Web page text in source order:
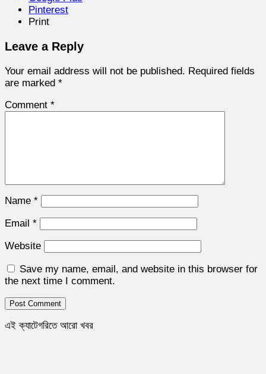
Pinterest
Print
Leave a Reply
Your email address will not be published. Required fields
are marked *
Comment *
Name *
Email *
Website
Save my name, email, and website in this browser for
the next time I comment.
এই ক্যাটেগরিতে আরো খবর